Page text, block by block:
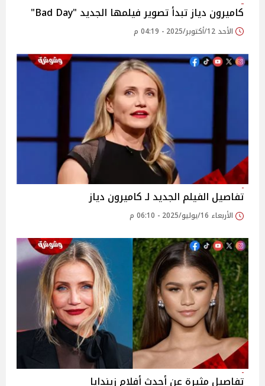
كاميرون دياز تبدأ تصوير فيلمها الجديد "Bad Day"
الأحد 12/أكتوبر/2025 - 04:19 م
تفاصيل الفيلم الجديد لـ كاميرون دياز
الأربعاء 16/يوليو/2025 - 06:10 م
تفاصيل مثيرة عن أحدث أفلام زيندايا